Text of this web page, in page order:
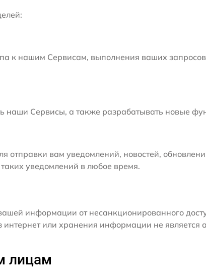
к нашим Сервисам, выполнения ваших
Сервисы, а также разрабатывать новые
вам уведомлений, новостей,
уведомлений в любое время.
информации от несанкционированного
или хранения информации не
лицам